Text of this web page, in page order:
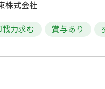
株式会社
戦力求む 賞与あり